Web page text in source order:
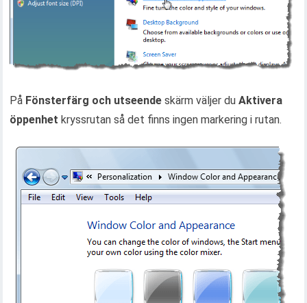
På Fönsterfärg och utseende skärm väljer duAktivera
öppenhet kryssrutan så det finns ingen markering i rutan.